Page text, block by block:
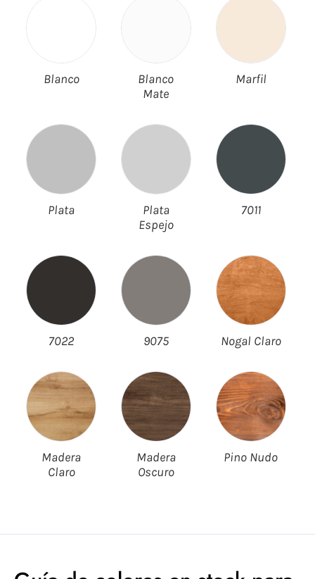
Blanco
Blanco
Mate
Marfil
Plata
Plata
Espejo
7011
7022 9075 Nogal Claro
Madera
Claro
Madera
Oscuro
Pino Nudo